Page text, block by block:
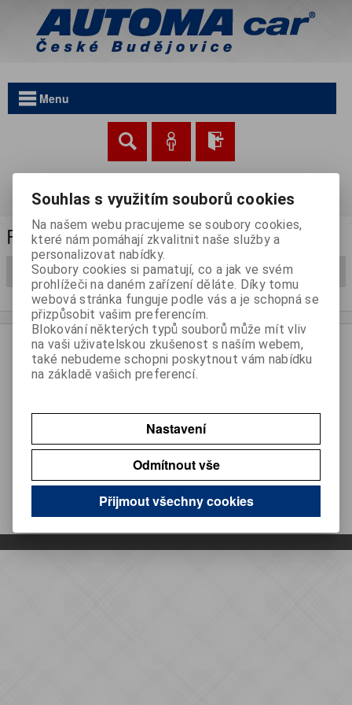
Menu
0 kusů | Cena nákupu: 0 Kč
Průchodky
Filtrovat
Užiteèné informace
Můj účet
Provozovatel
Kontakt
Souhlas s využitím souborů cookies
Na našem webu pracujeme se soubory cookies,
které nám pomáhají zkvalitnit naše služby a
personalizovat nabídky.
Soubory cookies si pamatují, co a jak ve svém
prohlížeči na daném zařízení děláte. Díky tomu
webová stránka funguje podle vás a je schopná se
přizpůsobit vašim preferencím.
Blokování některých typů souborů může mít vliv
na vaši uživatelskou zkušenost s naším webem,
také nebudeme schopni poskytnout vám nabídku
na základě vašich preferencí.
Nastavení
Odmítnout vše
Přijmout všechny cookies